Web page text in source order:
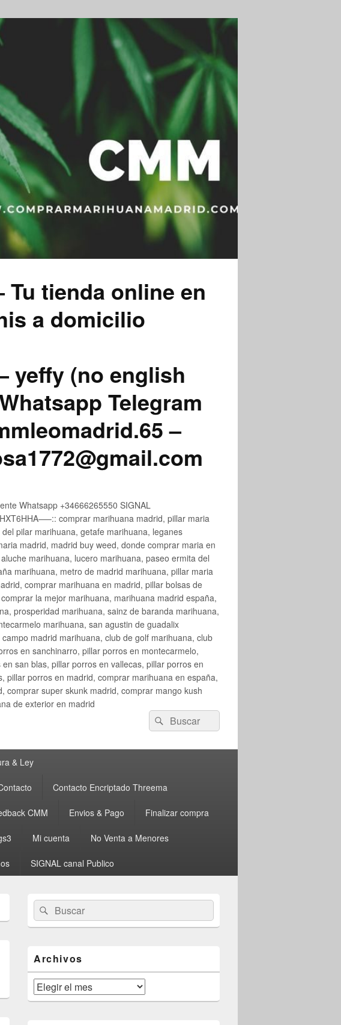
Tu tienda online en
a domicilio
yeffy (no english
Telegram
–
Whatsapp +34666265550 SIGNAL
comprar marihuana madrid, pillar maria
pilar marihuana, getafe marihuana, leganes
madrid, madrid buy weed, donde comprar maria en
marihuana, lucero marihuana, paseo ermita del
marihuana, metro de madrid marihuana, pillar maria
comprar marihuana en madrid, pillar bolsas de
la mejor marihuana, marihuana madrid españa,
prosperidad marihuana, sainz de baranda marihuana,
marihuana, san agustin de guadalix
madrid marihuana, club de golf marihuana, club
en sanchinarro, pillar porros en montecarmelo,
san blas, pillar porros en vallecas, pillar porros en
pillar porros en madrid, comprar marihuana en españa,
comprar super skunk madrid, comprar mango kush
de exterior en madrid
Buscar
por:
Buscar
& Ley
Contacto Encriptado Threema
CMM Envios & Pago Finalizar compra
Mi cuenta No Venta a Menores
SIGNAL canal Publico
área
de
widget
lateral
primaria
Buscar
por:
Buscar
Archivos
Archivos